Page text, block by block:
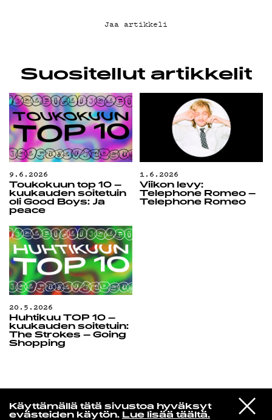
Käyttämällä tätä sivustoa hyväksyt
evästeiden käytön. Lue lisää täältä.
VIESTI
STUDIOON
The War On Drugs
Burning
Jaa artikkeli
Suositellut artikkelit
9.6.2026
Toukokuun top 10 –
kuukauden soitetuin
oli Good Boys: Ja
peace
1.6.2026
Viikon levy:
Telephone Romeo –
Telephone Romeo
20.5.2026
Huhtikuu TOP 10 –
kuukauden soitetuin:
The Strokes – Going
Shopping